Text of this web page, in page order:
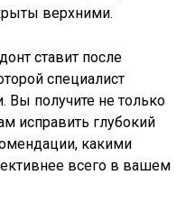
верхними.
ставит после
специалист
Вы получите не только
исправить глубокий
какими
всего в вашем